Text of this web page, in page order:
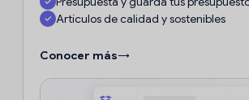
Artículos de calidad y sostenibles
Conocer más→